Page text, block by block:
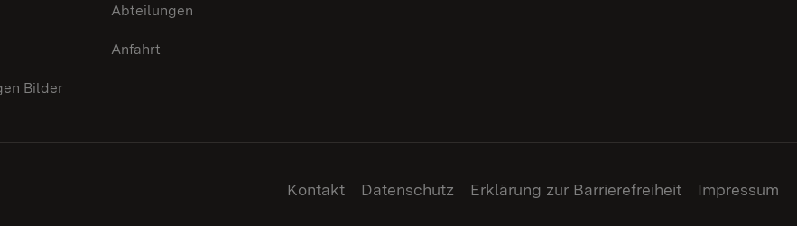
Bilder
Abteilungen
Anfahrt
Kontakt Datenschutz Erklärung zur Barrierefreiheit Impressum